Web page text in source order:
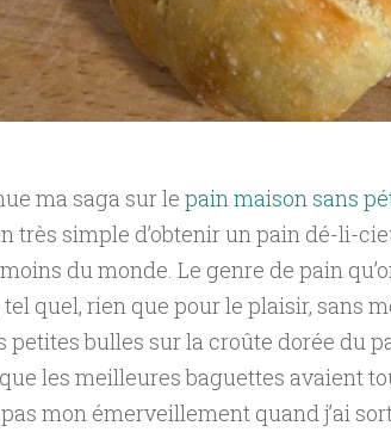
ma saga sur le pain maison sans
très simple d’obtenir un pain dé-li-
du monde. Le genre de pain
quel, rien que pour le plaisir, sans
petites bulles sur la croûte dorée du
les meilleures baguettes avaient
mon émerveillement quand j’ai